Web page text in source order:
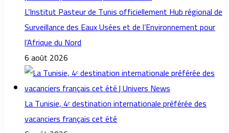
L’Institut Pasteur de Tunis officiellement Hub régional de
Surveillance des Eaux Usées et de l’Environnement pour
l’Afrique du Nord
6 août 2026
La Tunisie, 4ᵉ destination internationale préférée des
vacanciers français cet été